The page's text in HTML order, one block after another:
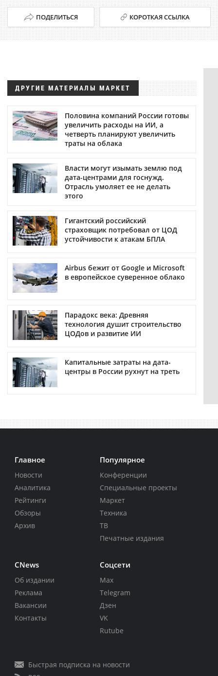
ПОДЕЛИТЬСЯ КОРОТКАЯ ССЫЛКА
ДРУГИЕ МАТЕРИАЛЫ МАРКЕТ
Половина компаний России готовы
увеличить расходы на ИИ, а
четверть планируют увеличить
траты на облака
Власти могут изымать землю под
дата-центрами для госнужд.
Отрасль умоляет ее не делать
этого
Гигантский российский
страховщик потребовал от ЦОД
устойчивости к атакам БПЛА
Airbus бежит от Google и Microsoft
в европейское суверенное облако
Парадокс века: Древняя
технология душит строительство
ЦОДов и развитие ИИ
Капитальные затраты на дата-
центры в России рухнут на треть
Главное
Новости
Аналитика
Рейтинги
Обзоры
Архив
Популярное
Конференции
Специальные проекты
Маркет
Техника
ТВ
Печатные издания
CNews
Об издании
Реклама
Вакансии
Контакты
Соцсети
Max
Telegram
Дзен
VK
Rutube
Быстрая подписка на новости